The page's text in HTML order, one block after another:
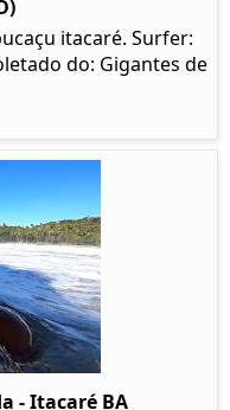
itacaré. Surfer:
do: Gigantes de
- Itacaré BA